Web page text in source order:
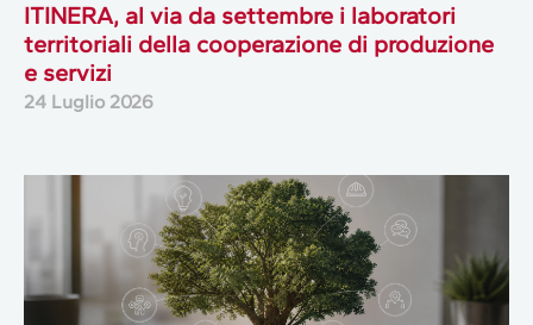
ITINERA, al via da settembre i laboratori
territoriali della cooperazione di produzione
e servizi
24 Luglio 2026